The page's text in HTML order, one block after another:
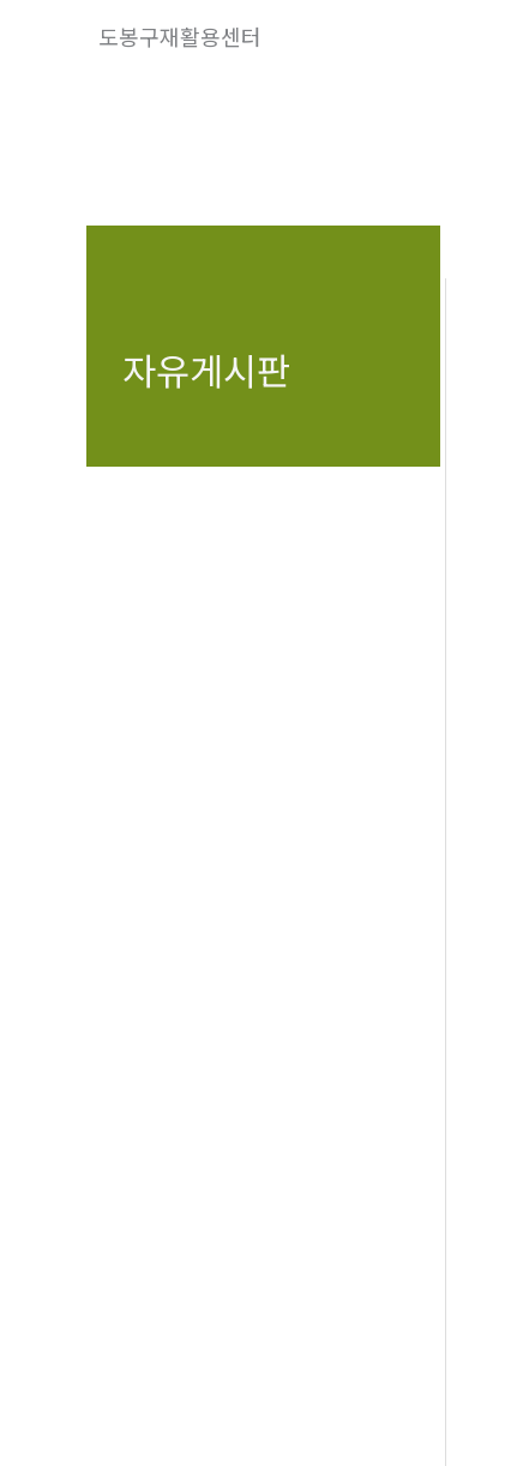
도봉구재활용센터
자유게시판